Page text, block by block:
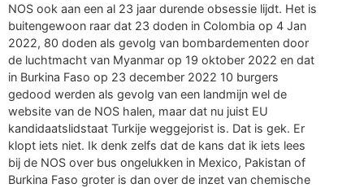
NOS ook aan een al 23 jaar durende obsessie lijdt. Het is
buitengewoon raar dat 23 doden in Colombia op 4 Jan
2022, 80 doden als gevolg van bombardementen door
de luchtmacht van Myanmar op 19 oktober 2022 en dat
in Burkina Faso op 23 december 2022 10 burgers
gedood werden als gevolg van een landmijn wel de
website van de NOS halen, maar dat nu juist EU
kandidaatslidstaat Turkije weggejorist is. Dat is gek. Er
klopt iets niet. Ik denk zelfs dat de kans dat ik iets lees
bij de NOS over bus ongelukken in Mexico, Pakistan of
Burkina Faso groter is dan over de inzet van chemische